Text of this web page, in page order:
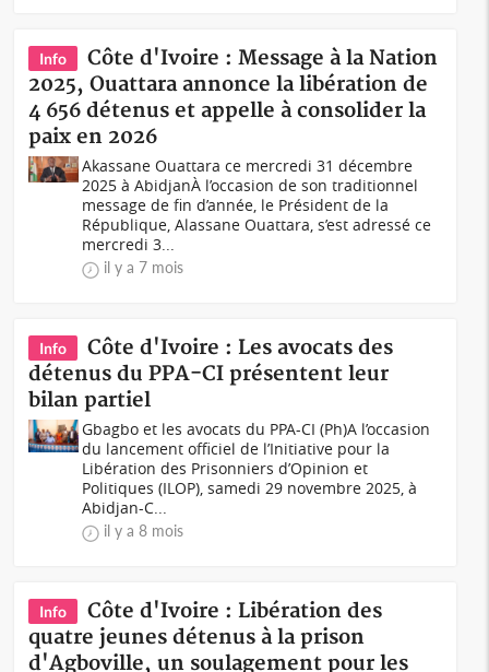
Info
Côte d'Ivoire : Message à la Nation
2025, Ouattara annonce la libération de
4 656 détenus et appelle à consolider la
paix en 2026
Akassane Ouattara ce mercredi 31 décembre
2025 à AbidjanÀ l’occasion de son traditionnel
message de fin d’année, le Président de la
République, Alassane Ouattara, s’est adressé ce
mercredi 3...
il y a 7 mois
Info
Côte d'Ivoire : Les avocats des
détenus du PPA-CI présentent leur
bilan partiel
Gbagbo et les avocats du PPA-CI (Ph)A l’occasion
du lancement officiel de l’Initiative pour la
Libération des Prisonniers d’Opinion et
Politiques (ILOP), samedi 29 novembre 2025, à
Abidjan-C...
il y a 8 mois
Info
Côte d'Ivoire : Libération des
quatre jeunes détenus à la prison
d'Agboville, un soulagement pour les